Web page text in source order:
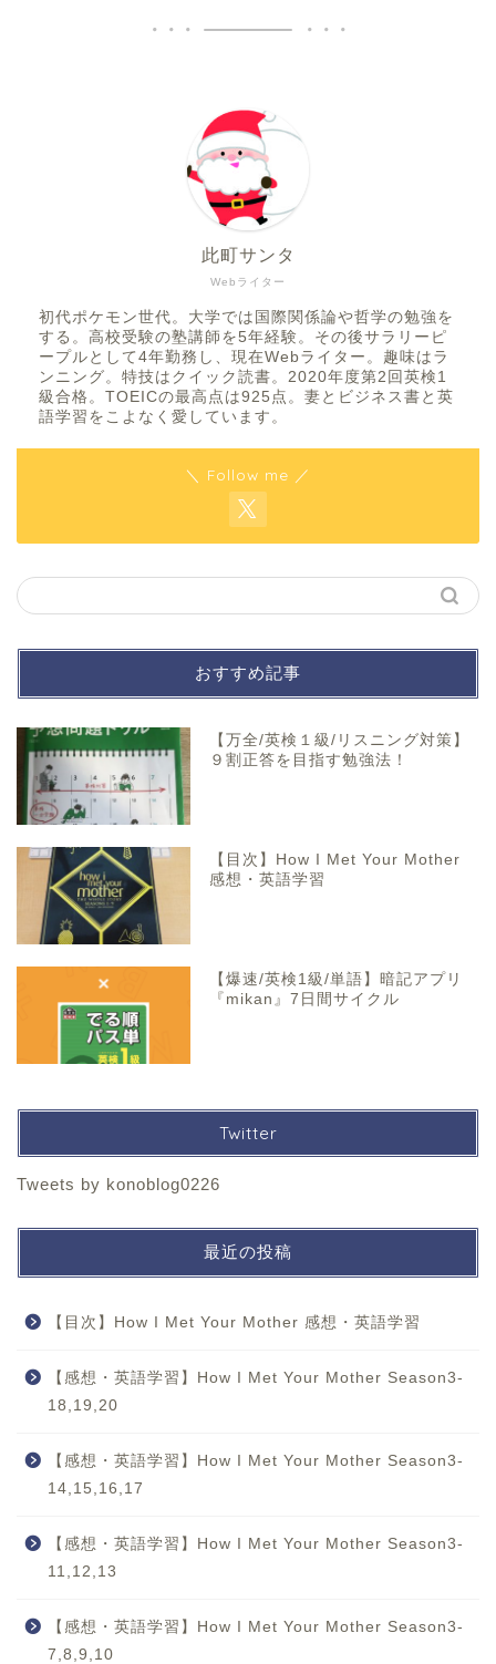
Webライター
此町サンタ
初代ポケモン世代。大学では国際関係論や哲学の勉強を
する。高校受験の塾講師を5年経験。その後サラリーピ
ープルとして4年勤務し、現在Webライター。趣味はラ
ンニング。特技はクイック読書。2020年度第2回英検1
級合格。TOEICの最高点は925点。妻とビジネス書と英
語学習をこよなく愛しています。
＼ Follow me ／
おすすめ記事
【万全/英検１級/リスニング対策】
９割正答を目指す勉強法！
【目次】How I Met Your Mother
感想・英語学習
【爆速/英検1級/単語】暗記アプリ
『mikan』7日間サイクル
Twitter
Tweets by konoblog0226
最近の投稿
【目次】How I Met Your Mother 感想・英語学習
【感想・英語学習】How I Met Your Mother Season3-
18,19,20
【感想・英語学習】How I Met Your Mother Season3-
14,15,16,17
【感想・英語学習】How I Met Your Mother Season3-
11,12,13
【感想・英語学習】How I Met Your Mother Season3-
7,8,9,10